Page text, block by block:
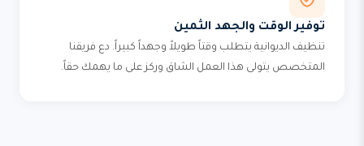
توفير الوقت والجهد الثمين
تنظيف الديوانية يتطلب وقتاً طويلاً وجهداً كبيراً. دع فريقنا
المتخصص يتولى هذا العمل الشاق وركز على ما يهمك حقاً.